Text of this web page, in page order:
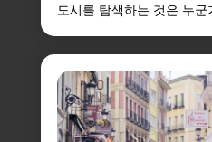
도시를 탐색하는 것은 누군